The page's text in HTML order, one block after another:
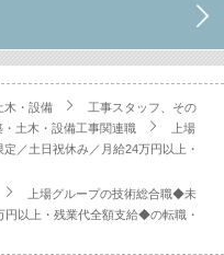
木・設備
工事スタッフ、その
・土木・設備工事関連職
上場
／土日祝休み／月給24万円以上・
上場グループの技術総合職◆未
以上・残業代全額支給◆の転職・